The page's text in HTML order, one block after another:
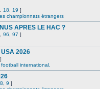
18 19 ]
championnats étrangers
APRES LE HAC ?
96 97 ]
2026
]
international.
8 9 ]